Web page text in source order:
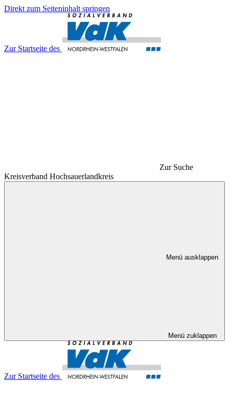
Direkt zum Seiteninhalt springen
Zur Startseite des
Zur Suche
Kreisverband Hochsauerlandkreis
Menü ausklappen
Menü zuklappen
Zur Startseite des